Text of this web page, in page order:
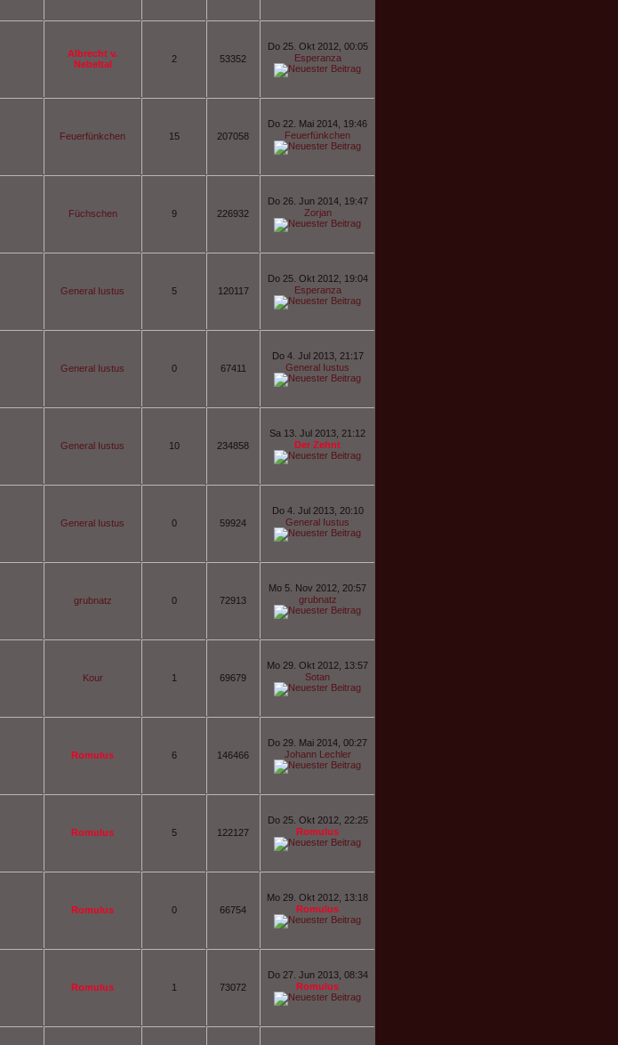
Albrecht v.
Nebeltal
2 53352
Do 25. Okt 2012, 00:05
Esperanza
Feuerfünkchen 15 207058
Do 22. Mai 2014, 19:46
Feuerfünkchen
Füchschen 9 226932
Do 26. Jun 2014, 19:47
Zorjan
General Iustus 5 120117
Do 25. Okt 2012, 19:04
Esperanza
General Iustus 0 67411
Do 4. Jul 2013, 21:17
General Iustus
General Iustus 10 234858
Sa 13. Jul 2013, 21:12
Der Zehnt
General Iustus 0 59924
Do 4. Jul 2013, 20:10
General Iustus
grubnatz 0 72913
Mo 5. Nov 2012, 20:57
grubnatz
Kour 1 69679
Mo 29. Okt 2012, 13:57
Sotan
Romulus 6 146466
Do 29. Mai 2014, 00:27
Johann Lechler
Romulus 5 122127
Do 25. Okt 2012, 22:25
Romulus
Romulus 0 66754
Mo 29. Okt 2012, 13:18
Romulus
Romulus 1 73072
Do 27. Jun 2013, 08:34
Romulus